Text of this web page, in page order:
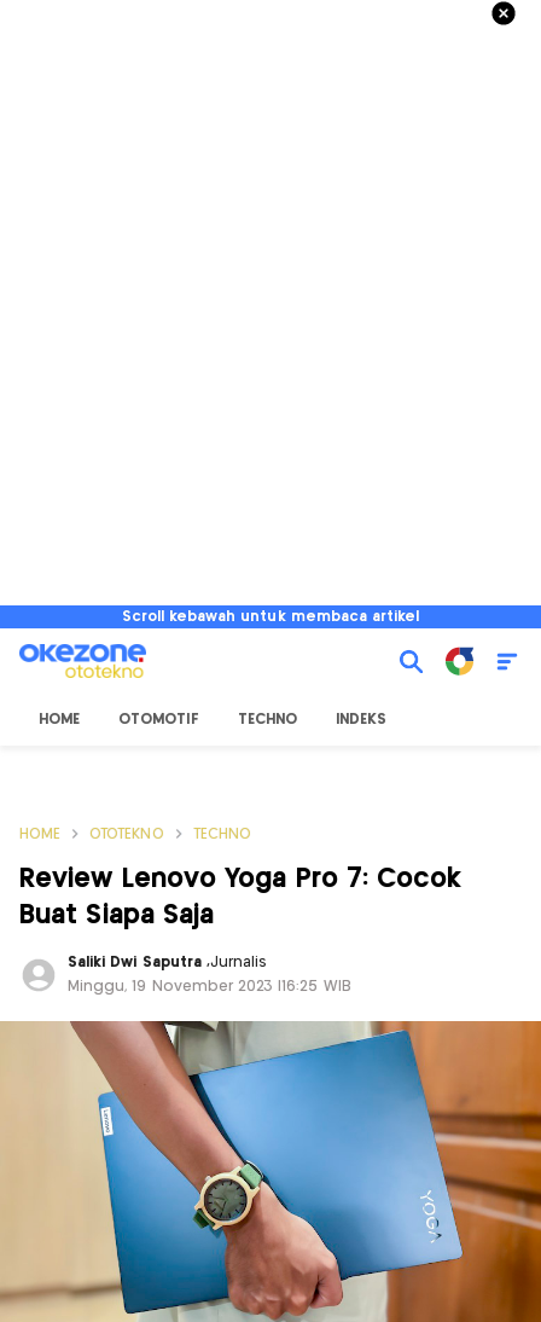
Scroll kebawah untuk membaca artikel
HOME OTOMOTIF TECHNO INDEKS
HOME OTOTEKNO TECHNO
Review Lenovo Yoga Pro 7: Cocok
Buat Siapa Saja
Saliki Dwi Saputra ,Jurnalis
Minggu, 19 November 2023 |16:25 WIB